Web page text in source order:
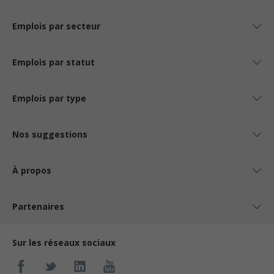
Emplois par secteur
Emplois par statut
Emplois par type
Nos suggestions
À propos
Partenaires
Sur les réseaux sociaux